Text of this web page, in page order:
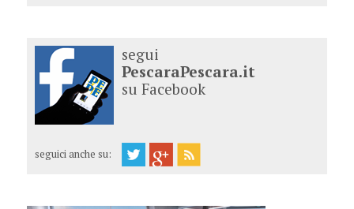
segui
PescaraPescara.it
su Facebook
seguici anche su: